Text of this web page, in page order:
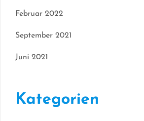
Februar 2022
September 2021
Juni 2021
Kategorien